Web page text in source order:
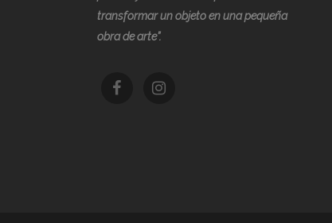
transformar un objeto en una pequeña
obra de arte”.